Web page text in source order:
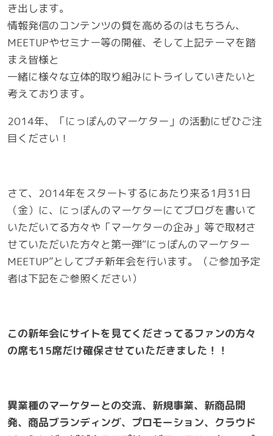
き出します。
情報発信のコンテンツの質を高めるのはもちろん、
MEETUPやセミナー等の開催、そして上記テーマを踏
まえ皆様と
一緒に様々な立体的取り組みにトライしていきたいと
考えております。
2014年、「にっぽんのマーケター」の活動にぜひご注
目ください！
さて、2014年をスタートするにあたり来る1月31日
（金）に、にっぽんのマーケターにてブログを書いて
いただいてる方々や「マーケターの企み」等で取材さ
せていただいた方々と第一弾“にっぽんのマーケター
MEETUP”としてプチ新年会を行います。（ご参加予定
者は下記をご参照ください）
この新年会にサイトを見てくださってるファンの方々
の席も15席だけ確保させていただきました！！
異業種のマーケターとの交流、新規事業、新商品開
発、商品ブランディング、プロモーション、クラウド